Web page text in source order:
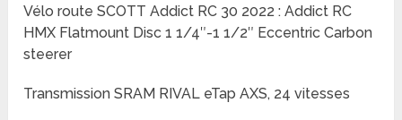
Vélo route SCOTT Addict RC 30 2022 : Addict RC
HMX Flatmount Disc 1 1/4″-1 1/2″ Eccentric Carbon
steerer
Transmission SRAM RIVAL eTap AXS, 24 vitesses